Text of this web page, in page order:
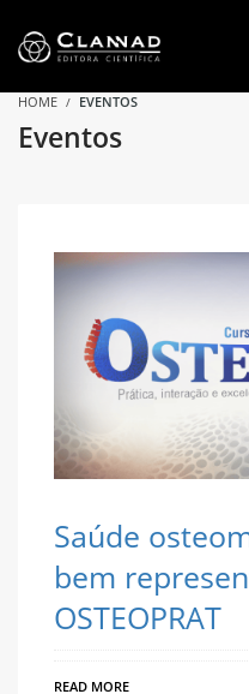
HOME EVENTOS
Eventos
Saúde
bem
OSTEOPRAT
READ MORE